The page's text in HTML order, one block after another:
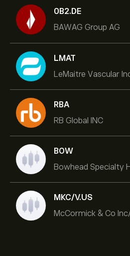
0B2.DE
BAWAG Group AG
LMAT
LeMaitre Vascular
RBA
RB Global INC
BOW
Bowhead Specialty
MKC/V.US
McCormick & Co